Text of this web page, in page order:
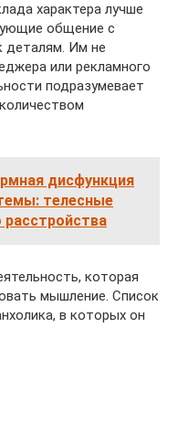
характера лучше
общение с
деталям. Им не
или рекламного
подразумевает
дисфункция
телесные
которая
мышление. Список
в которых он